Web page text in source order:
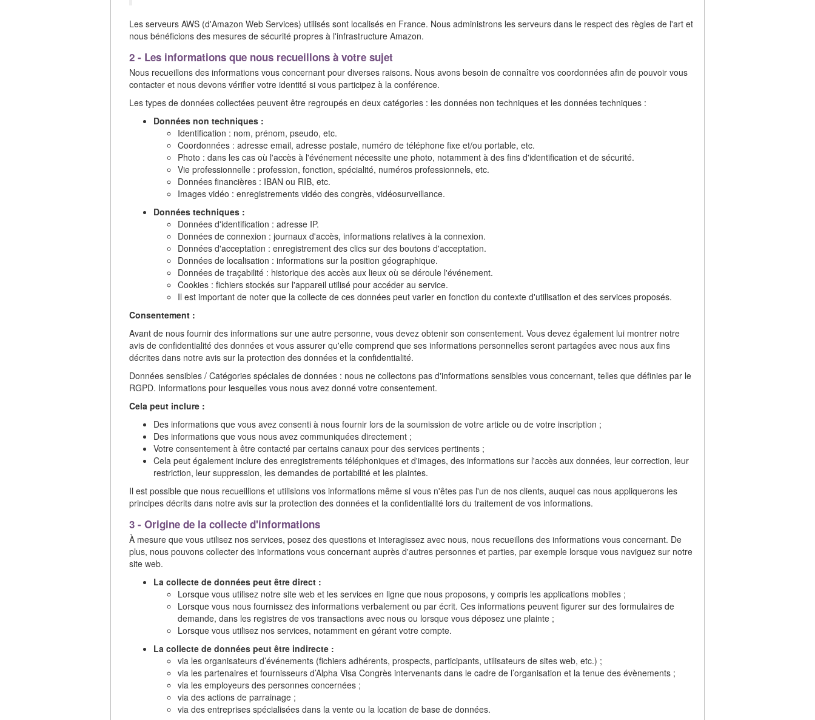
Les serveurs AWS (d'Amazon Web Services) utilisés sont localisés en France. Nous administrons les serveurs dans le respect des règles de l'art et
nous bénéficions des mesures de sécurité propres à l'infrastructure Amazon.
2 - Les informations que nous recueillons à votre sujet
Nous recueillons des informations vous concernant pour diverses raisons. Nous avons besoin de connaître vos coordonnées afin de pouvoir vous
contacter et nous devons vérifier votre identité si vous participez à la conférence.
Les types de données collectées peuvent être regroupés en deux catégories : les données non techniques et les données techniques :
Données non techniques :
Identification : nom, prénom, pseudo, etc.
Coordonnées : adresse email, adresse postale, numéro de téléphone fixe et/ou portable, etc.
Photo : dans les cas où l'accès à l'événement nécessite une photo, notamment à des fins d'identification et de sécurité.
Vie professionnelle : profession, fonction, spécialité, numéros professionnels, etc.
Données financières : IBAN ou RIB, etc.
Images vidéo : enregistrements vidéo des congrès, vidéosurveillance.
Données techniques :
Données d'identification : adresse IP.
Données de connexion : journaux d'accès, informations relatives à la connexion.
Données d'acceptation : enregistrement des clics sur des boutons d'acceptation.
Données de localisation : informations sur la position géographique.
Données de traçabilité : historique des accès aux lieux où se déroule l'événement.
Cookies : fichiers stockés sur l'appareil utilisé pour accéder au service.
Il est important de noter que la collecte de ces données peut varier en fonction du contexte d'utilisation et des services proposés.
Consentement :
Avant de nous fournir des informations sur une autre personne, vous devez obtenir son consentement. Vous devez également lui montrer notre
avis de confidentialité des données et vous assurer qu'elle comprend que ses informations personnelles seront partagées avec nous aux fins
décrites dans notre avis sur la protection des données et la confidentialité.
Données sensibles / Catégories spéciales de données : nous ne collectons pas d'informations sensibles vous concernant, telles que définies par le
RGPD. Informations pour lesquelles vous nous avez donné votre consentement.
Cela peut inclure :
Des informations que vous avez consenti à nous fournir lors de la soumission de votre article ou de votre inscription ;
Des informations que vous nous avez communiquées directement ;
Votre consentement à être contacté par certains canaux pour des services pertinents ;
Cela peut également inclure des enregistrements téléphoniques et d'images, des informations sur l'accès aux données, leur correction, leur
restriction, leur suppression, les demandes de portabilité et les plaintes.
Il est possible que nous recueillions et utilisions vos informations même si vous n'êtes pas l'un de nos clients, auquel cas nous appliquerons les
principes décrits dans notre avis sur la protection des données et la confidentialité lors du traitement de vos informations.
3 - Origine de la collecte d'informations
À mesure que vous utilisez nos services, posez des questions et interagissez avec nous, nous recueillons des informations vous concernant. De
plus, nous pouvons collecter des informations vous concernant auprès d'autres personnes et parties, par exemple lorsque vous naviguez sur notre
site web.
La collecte de données peut être direct :
Lorsque vous utilisez notre site web et les services en ligne que nous proposons, y compris les applications mobiles ;
Lorsque vous nous fournissez des informations verbalement ou par écrit. Ces informations peuvent figurer sur des formulaires de
demande, dans les registres de vos transactions avec nous ou lorsque vous déposez une plainte ;
Lorsque vous utilisez nos services, notamment en gérant votre compte.
La collecte de données peut être indirecte :
via les organisateurs d’événements (fichiers adhérents, prospects, participants, utilisateurs de sites web, etc.) ;
via les partenaires et fournisseurs d’Alpha Visa Congrès intervenants dans le cadre de l’organisation et la tenue des évènements ;
via les employeurs des personnes concernées ;
via des actions de parrainage ;
via des entreprises spécialisées dans la vente ou la location de base de données.